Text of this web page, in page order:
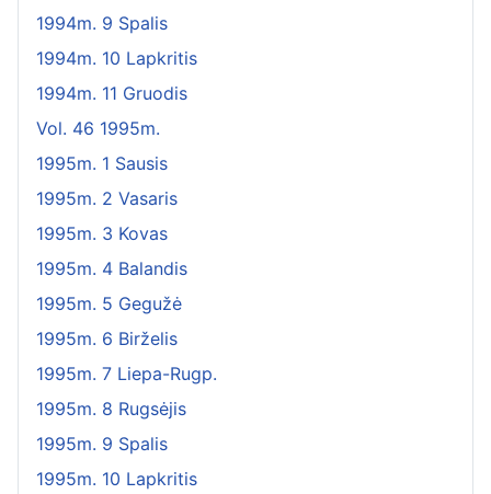
1994m. 9 Spalis
1994m. 10 Lapkritis
1994m. 11 Gruodis
Vol. 46 1995m.
1995m. 1 Sausis
1995m. 2 Vasaris
1995m. 3 Kovas
1995m. 4 Balandis
1995m. 5 Gegužė
1995m. 6 Birželis
1995m. 7 Liepa-Rugp.
1995m. 8 Rugsėjis
1995m. 9 Spalis
1995m. 10 Lapkritis